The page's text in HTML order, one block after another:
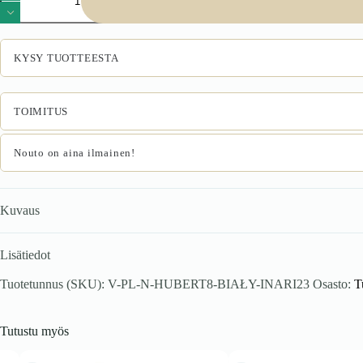
valkoinen/Inari
23
määrä
KYSY TUOTTEESTA
TOIMITUS
Nouto on aina ilmainen!
Kuvaus
Lisätiedot
Tuotetunnus (SKU): V-PL-N-HUBERT8-BIAŁY-INARI23 Osasto:
Tutustu myös